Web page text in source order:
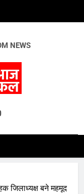
NEWS
जिलाध्यक्ष बने महमूद